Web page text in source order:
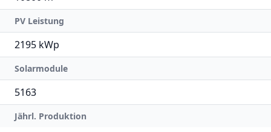
PV Leistung
2195 kWp
Solarmodule
5163
Jährl. Produktion